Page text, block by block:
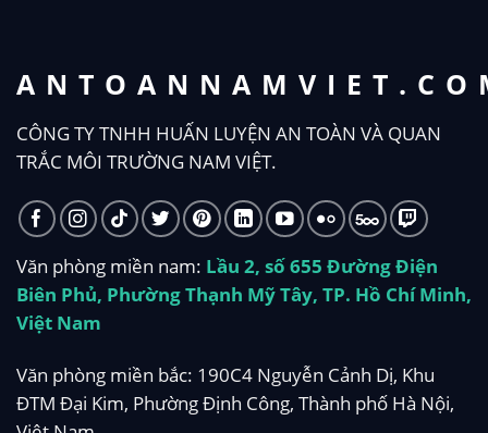
CÔNG TY TNHH HUẤN LUYỆN AN TOÀN VÀ QUAN
TRẮC MÔI TRƯỜNG NAM VIỆT.
Văn phòng miền nam: Lầu 2, số 655 Đường Điện
Biên Phủ, Phường Thạnh Mỹ Tây, TP. Hồ Chí Minh,
Việt Nam
Văn phòng miền bắc: 190C4 Nguyễn Cảnh Dị, Khu
ĐTM Đại Kim, Phường Định Công, Thành phố Hà Nội,